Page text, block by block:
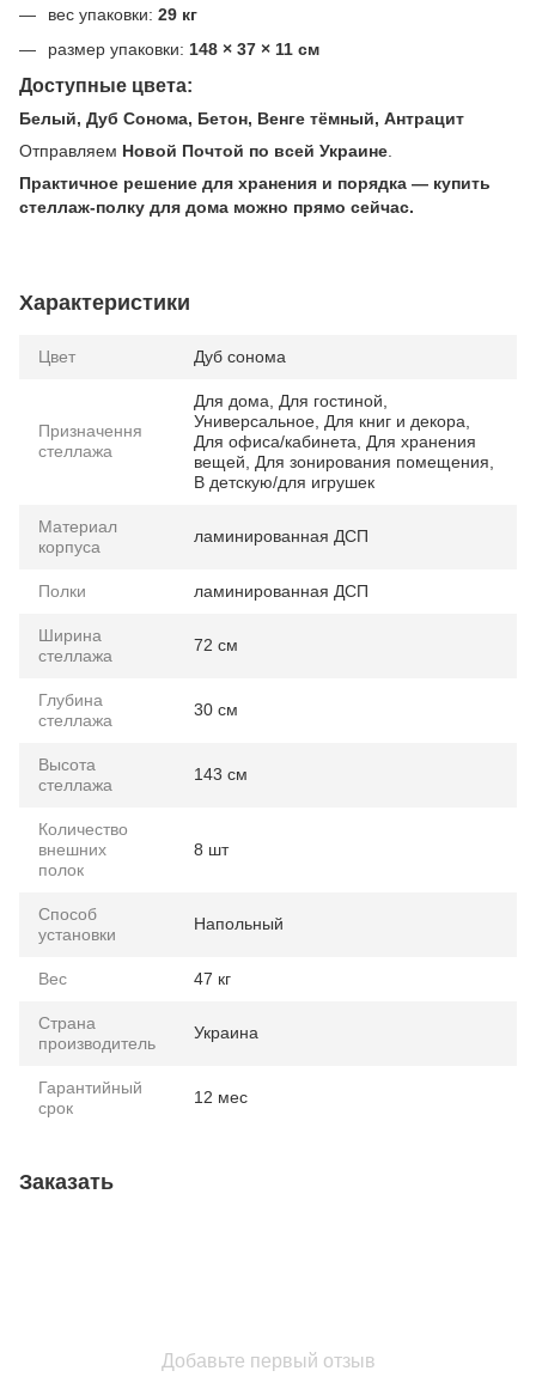
вес упаковки: 29 кг
размер упаковки: 148 × 37 × 11 см
Доступные цвета:
Белый, Дуб Сонома, Бетон, Венге тёмный, Антрацит
Отправляем Новой Почтой по всей Украине.
Практичное решение для хранения и порядка — купить
стеллаж-полку для дома можно прямо сейчас.
Характеристики
Цвет Дуб сонома
Призначення
стеллажа
Для дома, Для гостиной,
Универсальное, Для книг и декора,
Для офиса/кабинета, Для хранения
вещей, Для зонирования помещения,
В детскую/для игрушек
Материал
корпуса
ламинированная ДСП
Полки ламинированная ДСП
Ширина
стеллажа
72 см
Глубина
стеллажа
30 см
Высота
стеллажа
143 см
Количество
внешних
полок
8 шт
Способ
установки
Напольный
Вес 47 кг
Страна
производитель
Украина
Гарантийный
срок
12 мес
Заказать
Добавьте первый отзыв